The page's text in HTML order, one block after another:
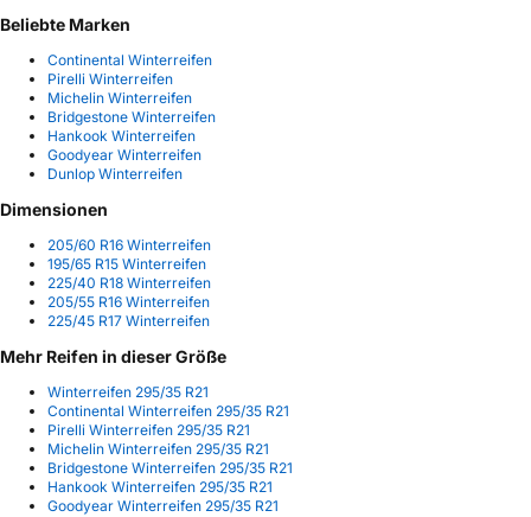
Beliebte Marken
Continental Winterreifen
Pirelli Winterreifen
Michelin Winterreifen
Bridgestone Winterreifen
Hankook Winterreifen
Goodyear Winterreifen
Dunlop Winterreifen
Dimensionen
205/60 R16 Winterreifen
195/65 R15 Winterreifen
225/40 R18 Winterreifen
205/55 R16 Winterreifen
225/45 R17 Winterreifen
Mehr Reifen in dieser Größe
Winterreifen 295/35 R21
Continental Winterreifen 295/35 R21
Pirelli Winterreifen 295/35 R21
Michelin Winterreifen 295/35 R21
Bridgestone Winterreifen 295/35 R21
Hankook Winterreifen 295/35 R21
Goodyear Winterreifen 295/35 R21